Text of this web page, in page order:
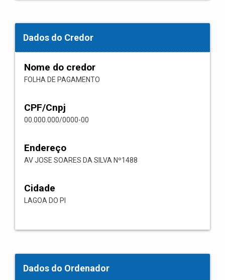
Dados do Credor
Nome do credor
FOLHA DE PAGAMENTO
CPF/Cnpj
00.000.000/0000-00
Endereço
AV JOSE SOARES DA SILVA Nº1488
Cidade
LAGOA DO PI
Dados do Ordenador